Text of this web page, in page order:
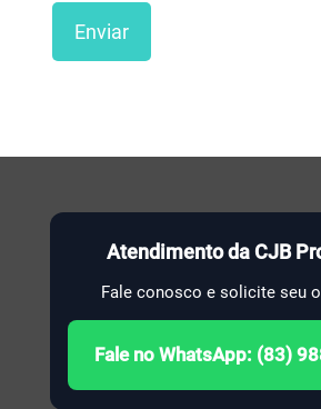
Atendimento da CJB
Fale conosco e solicite seu
Fale no WhatsApp: (83)